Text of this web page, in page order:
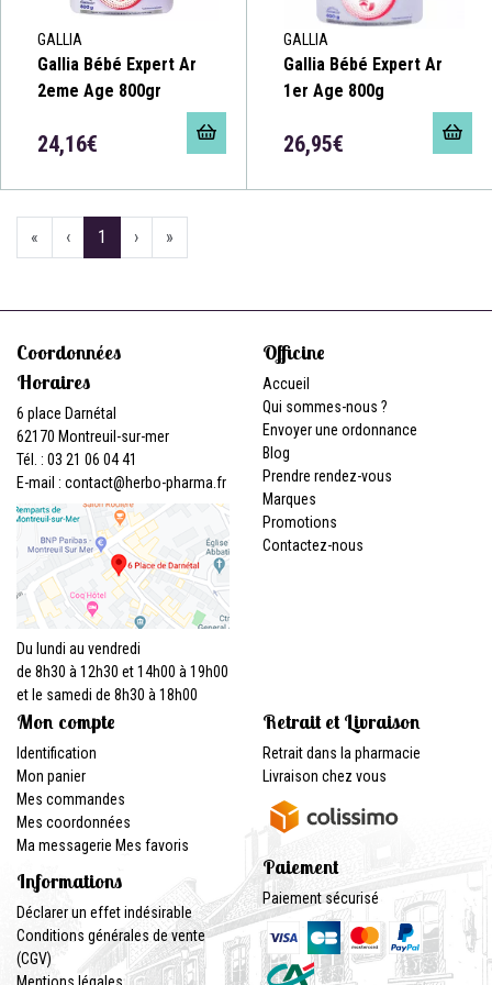
GALLIA
Gallia Bébé Expert Ar
2eme Age 800gr
24,16€
GALLIA
Gallia Bébé Expert Ar
1er Age 800g
26,95€
« ‹ 1 › »
Coordonnées
Horaires
6 place Darnétal
62170 Montreuil-sur-mer
Tél. : 03 21 06 04 41
E-mail : contact@herbo-pharma.fr
Du lundi au vendredi
de 8h30 à 12h30 et 14h00 à 19h00
et le samedi de 8h30 à 18h00
Officine
Accueil
Qui sommes-nous ?
Envoyer une ordonnance
Blog
Prendre rendez-vous
Marques
Promotions
Contactez-nous
Mon compte
Identification
Mon panier
Mes commandes
Mes coordonnées
Ma messagerie Mes favoris
Informations
Déclarer un effet indésirable
Conditions générales de vente
(CGV)
Retrait et Livraison
Retrait dans la pharmacie
Livraison chez vous
Paiement
Paiement sécurisé